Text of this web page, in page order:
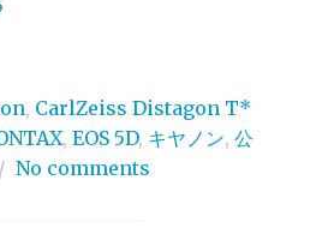
, CarlZeiss Distagon T*
, EOS 5D, キヤノン, 公
/ No comments